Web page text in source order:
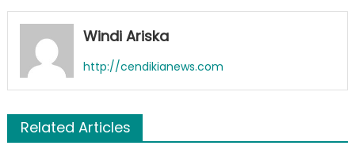
Windi Ariska
http://cendikianews.com
Related Articles